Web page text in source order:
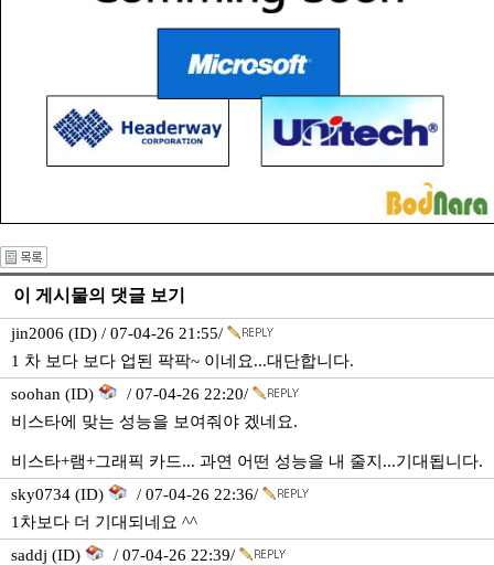
이 게시물의 댓글 보기
jin2006 (ID) / 07-04-26 21:55/
1 차 보다 보다 업된 팍팍~ 이네요...대단합니다.
soohan (ID)
/ 07-04-26 22:20/
비스타에 맞는 성능을 보여줘야 겠네요.
비스타+램+그래픽 카드... 과연 어떤 성능을 내 줄지...기대됩니다.
sky0734 (ID)
/ 07-04-26 22:36/
1차보다 더 기대되네요 ^^
saddj (ID)
/ 07-04-26 22:39/